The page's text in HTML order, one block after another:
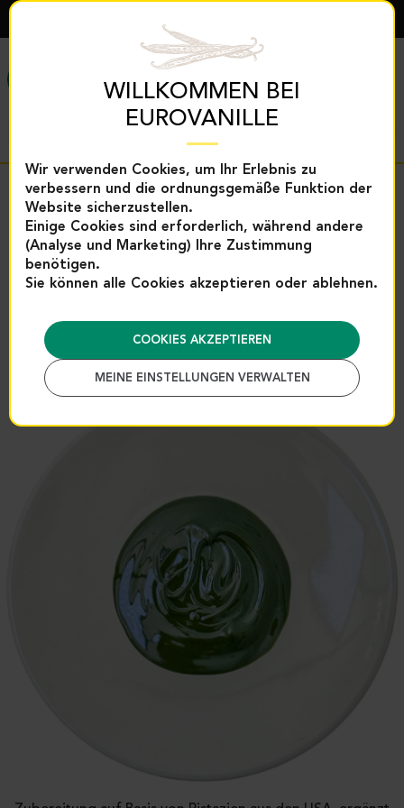
WILLKOMMEN BEI
EUROVANILLE
Wir verwenden Cookies, um Ihr Erlebnis zu
verbessern und die ordnungsgemäße Funktion der
Website sicherzustellen.
Einige Cookies sind erforderlich, während andere
(Analyse und Marketing) Ihre Zustimmung
benötigen.
Sie können alle Cookies akzeptieren oder ablehnen.
COOKIES AKZEPTIEREN
MEINE EINSTELLUNGEN VERWALTEN
Zurück
Startseite Gewürze und Backhilfen
Backhilfen
Trockenfruchtpasten
Gefärbte Pistazienpaste – 1 kg
Gefärbte Pistazienpaste – 1 kg |
Referenz : 2925